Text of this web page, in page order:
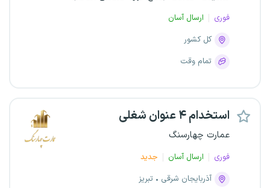
فوری
ارسال آسان
کل کشور
تمام وقت
استخدام ۴ عنوان شغلی
عمارت چهارسنگ
فوری ارسال آسان
جدید
آذربایجان شرقی
تبریز